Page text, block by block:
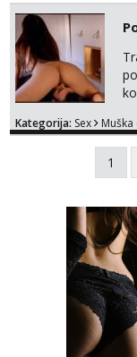
Kategorija: Sex
1